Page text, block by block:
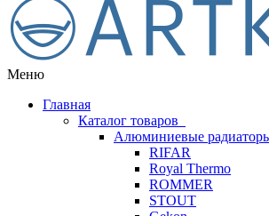
Меню
Главная
Каталог товаров
Алюминиевые
RIFAR
Royal Thermo
ROMMER
STOUT